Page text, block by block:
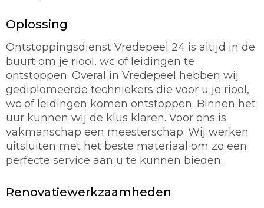
Oplossing
Ontstoppingsdienst Vredepeel 24 is altijd in de
buurt om je riool, wc of leidingen te
ontstoppen. Overal in Vredepeel hebben wij
gediplomeerde techniekers die voor u je riool,
wc of leidingen komen ontstoppen. Binnen het
uur kunnen wij de klus klaren. Voor ons is
vakmanschap een meesterschap. Wij werken
uitsluiten met het beste materiaal om zo een
perfecte service aan u te kunnen bieden.
Renovatiewerkzaamheden